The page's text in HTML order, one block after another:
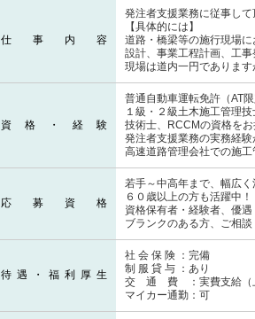
仕事内容
発注者支援業務に従事して
【具体的には】
道路・橋梁等の施行現場
設計、事業工程計画、工
現場は道内一円でありま
資格・経験
普通自動車運転免許（AT
１級・２級土木施工管理
技術士、RCCMの資格を
発注者支援業務の実務経験
高速道路管理会社での施
応募資格
若手～中高年まで、幅広く
６０歳以上の方も活躍中！
資格保有者・経験者、優遇
ブランクのある方、ご相談
待遇・福利厚生
社 会 保 険 ：完備
制 服 貸 与 ：あり
交 通 費 ：実費支給（
マイカー通勤：可